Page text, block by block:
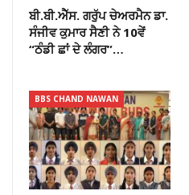
ਬੀ.ਬੀ.ਐੱਸ. ਗਰੁੱਪ ਚੇਅਰਮੈਨ ਡਾ.
ਸੰਜੀਵ ਕੁਮਾਰ ਸੈਣੀ ਨੇ 10ਵੇਂ
“ਠੰਡੀ ਛਾਂ ਦੇ ਲੰਗਰ”…
BBS CHAND NAWAN